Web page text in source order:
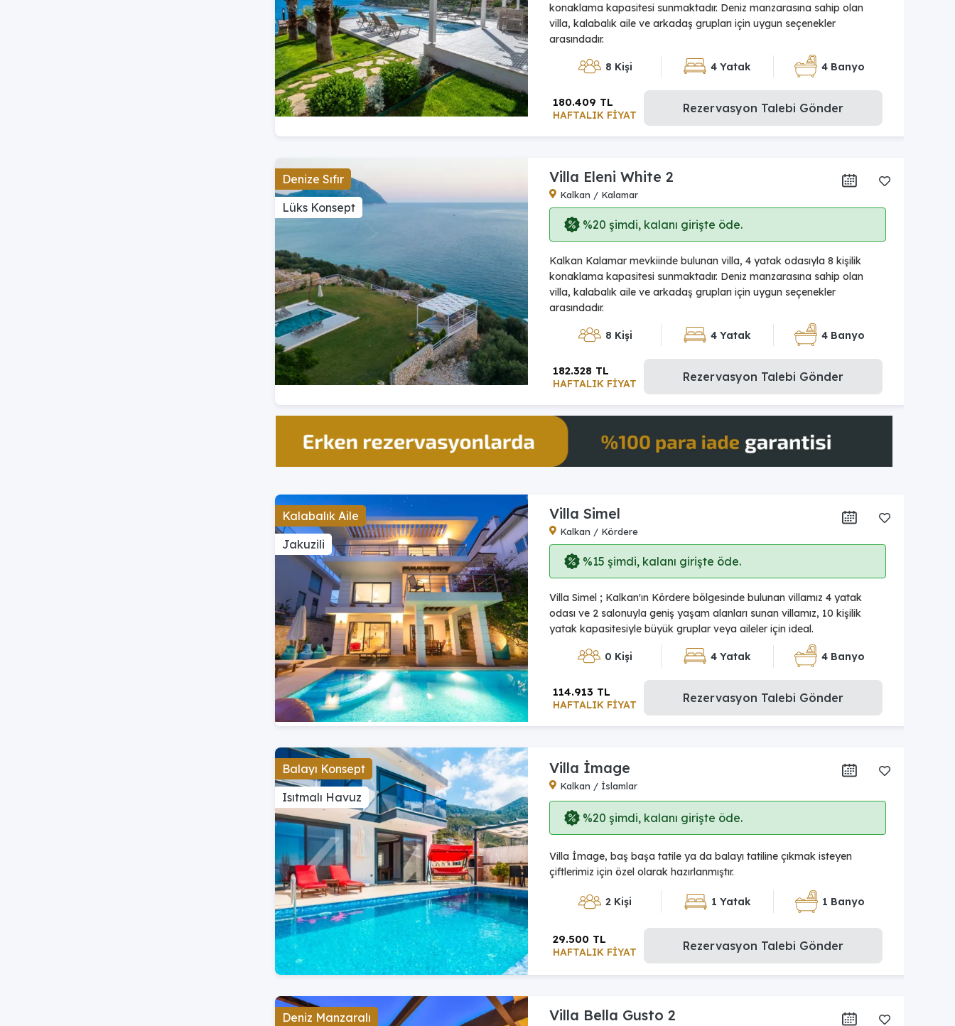
konaklama kapasitesi sunmaktadır. Deniz manzarasına sahip olan
villa, kalabalık aile ve arkadaş grupları için uygun seçenekler
arasındadır.
8 Kişi 4 Yatak 4 Banyo
HAFTALIK FİYAT
180.409 TL Rezervasyon Talebi Gönder
Denize Sıfır
Lüks Konsept
Villa Eleni White 2
Kalkan / Kalamar
%20 şimdi, kalanı girişte öde.
Kalkan Kalamar mevkiinde bulunan villa, 4 yatak odasıyla 8 kişilik
konaklama kapasitesi sunmaktadır. Deniz manzarasına sahip olan
villa, kalabalık aile ve arkadaş grupları için uygun seçenekler
arasındadır.
8 Kişi 4 Yatak 4 Banyo
HAFTALIK FİYAT
182.328 TL Rezervasyon Talebi Gönder
Kalabalık Aile
Jakuzili
Villa Simel
Kalkan / Kördere
%15 şimdi, kalanı girişte öde.
Villa Simel ; Kalkan'ın Kördere bölgesinde bulunan villamız 4 yatak
odası ve 2 salonuyla geniş yaşam alanları sunan villamız, 10 kişilik
yatak kapasitesiyle büyük gruplar veya aileler için ideal.
0 Kişi 4 Yatak 4 Banyo
HAFTALIK FİYAT
114.913 TL Rezervasyon Talebi Gönder
Balayı Konsept
Isıtmalı Havuz
Villa İmage
Kalkan / İslamlar
%20 şimdi, kalanı girişte öde.
Villa İmage, baş başa tatile ya da balayı tatiline çıkmak isteyen
çiftlerimiz için özel olarak hazırlanmıştır.
2 Kişi 1 Yatak 1 Banyo
HAFTALIK FİYAT
29.500 TL Rezervasyon Talebi Gönder
Deniz Manzaralı Villa Bella Gusto 2